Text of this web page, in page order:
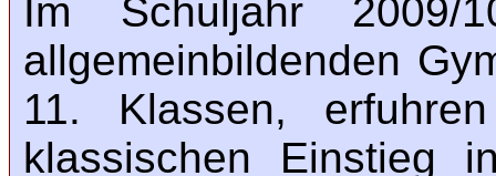
Im Schuljahr
allgemeinbildenden
11. Klassen,
klassischen Einstieg